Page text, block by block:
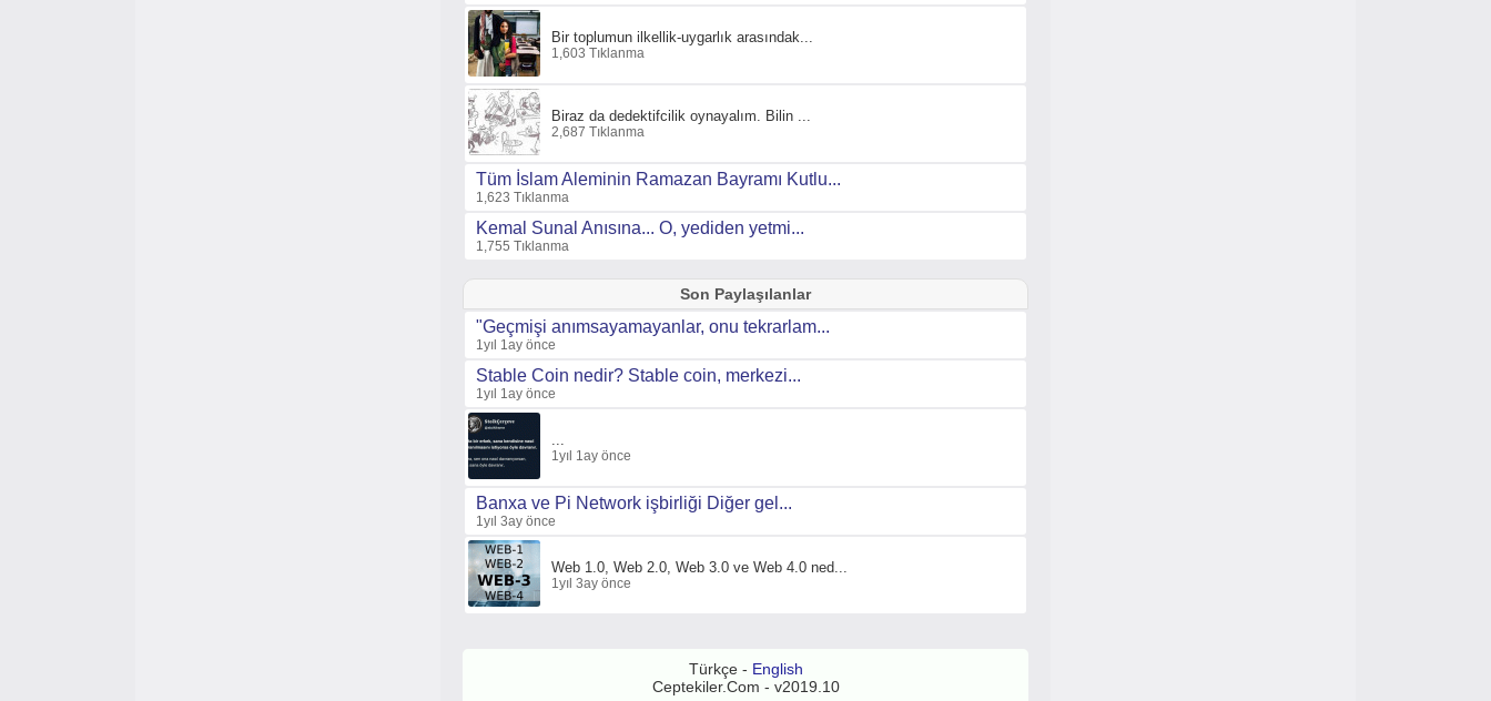
Bir toplumun ilkellik-uygarlık arasındak...
1,603 Tıklanma
Biraz da dedektifcilik oynayalım. Bilin ...
2,687 Tıklanma
Tüm İslam Aleminin Ramazan Bayramı Kutlu...
1,623 Tıklanma
Kemal Sunal Anısına... O, yediden yetmi...
1,755 Tıklanma
Son Paylaşılanlar
"Geçmişi anımsayamayanlar, onu tekrarlam...
1yıl 1ay önce
Stable Coin nedir? Stable coin, merkezi...
1yıl 1ay önce
...
1yıl 1ay önce
Banxa ve Pi Network işbirliği Diğer gel...
1yıl 3ay önce
Web 1.0, Web 2.0, Web 3.0 ve Web 4.0 ned...
1yıl 3ay önce
Türkçe - English
Ceptekiler.Com - v2019.10